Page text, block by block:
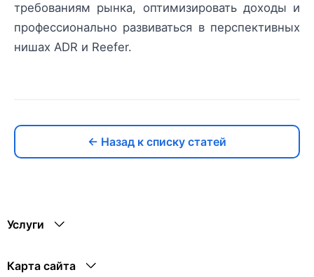
требованиям рынка, оптимизировать доходы и
профессионально развиваться в перспективных
нишах ADR и Reefer.
← Назад к списку статей
Услуги
Карта сайта